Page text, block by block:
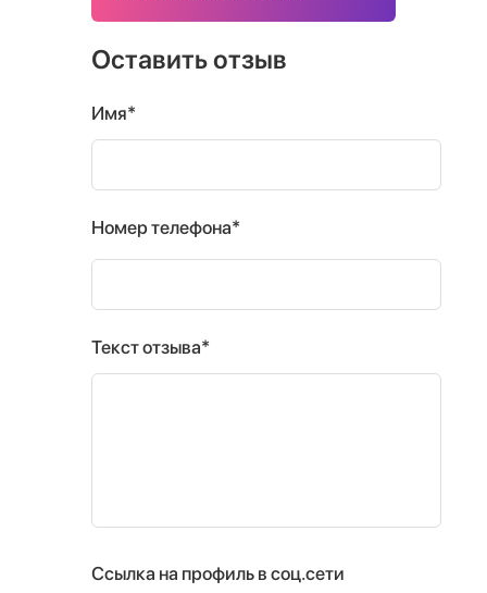
Оставить отзыв
Имя*
Номер телефона*
Текст отзыва*
Ссылка на профиль в соц.сети